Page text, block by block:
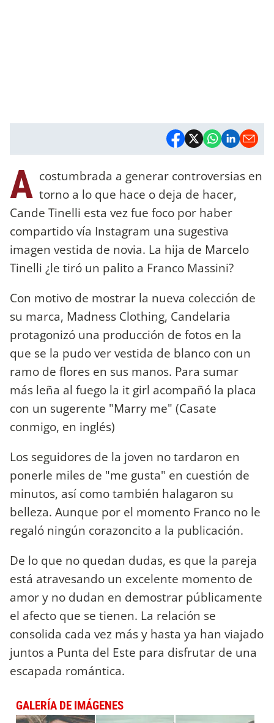
A costumbrada a generar controversias en
torno a lo que hace o deja de hacer,
Cande Tinelli esta vez fue foco por haber
compartido vía Instagram una sugestiva
imagen vestida de novia. La hija de Marcelo
Tinelli ¿le tiró un palito a Franco Massini?
Con motivo de mostrar la nueva colección de
su marca, Madness Clothing, Candelaria
protagonizó una producción de fotos en la
que se la pudo ver vestida de blanco con un
ramo de flores en sus manos. Para sumar
más leña al fuego la it girl acompañó la placa
con un sugerente "Marry me" (Casate
conmigo, en inglés)
Los seguidores de la joven no tardaron en
ponerle miles de "me gusta" en cuestión de
minutos, así como también halagaron su
belleza. Aunque por el momento Franco no le
regaló ningún corazoncito a la publicación.
De lo que no quedan dudas, es que la pareja
está atravesando un excelente momento de
amor y no dudan en demostrar públicamente
el afecto que se tienen. La relación se
consolida cada vez más y hasta ya han viajado
juntos a Punta del Este para disfrutar de una
escapada romántica.
GALERÍA DE IMÁGENES